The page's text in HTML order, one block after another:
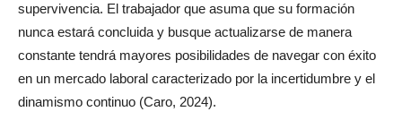
supervivencia. El trabajador que asuma que su formación
nunca estará concluida y busque actualizarse de manera
constante tendrá mayores posibilidades de navegar con éxito
en un mercado laboral caracterizado por la incertidumbre y el
dinamismo continuo (Caro, 2024).